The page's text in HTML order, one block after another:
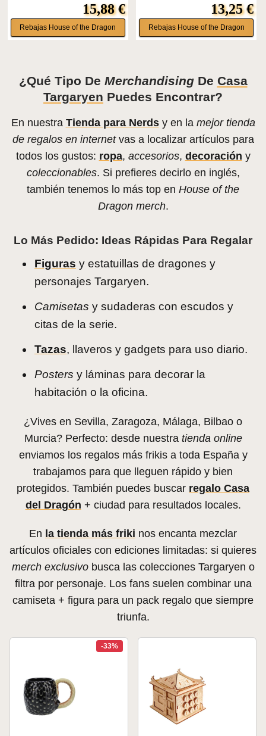
15,88 €
Rebajas House of the Dragon
13,25 €
Rebajas House of the Dragon
¿Qué Tipo De MerchandisingDe Casa
Targaryen Puedes Encontrar?
En nuestra Tienda para Nerdsy en la mejor tienda
de regalos en internetvas a localizar artículos para
todos los gustos: ropa, accesorios, decoración y
coleccionables. Si prefieres decirlo en inglés,
también tenemos lo más top en House of the
Dragon merch.
Lo Más Pedido: Ideas Rápidas Para Regalar
Figuras y estatuillas de dragones y
personajes Targaryen.
Camisetas y sudaderas con escudos y
citas de la serie.
Tazas, llaveros y gadgets para uso diario.
Posters y láminas para decorar la
habitación o la oficina.
¿Vives en Sevilla, Zaragoza, Málaga, Bilbao o
Murcia? Perfecto: desde nuestra tienda online
enviamos los regalos más frikis a toda España y
trabajamos para que lleguen rápido y bien
protegidos. También puedes buscar regalo Casa
del Dragón + ciudad para resultados locales.
En la tienda más friki nos encanta mezclar
artículos oficiales con ediciones limitadas: si quieres
merch exclusivobusca las colecciones Targaryen o
filtra por personaje. Los fans suelen combinar una
camiseta + figura para un pack regalo que siempre
triunfa.
-33%